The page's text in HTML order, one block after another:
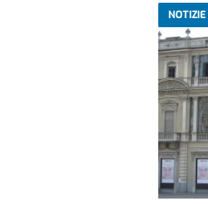
NOTIZIE